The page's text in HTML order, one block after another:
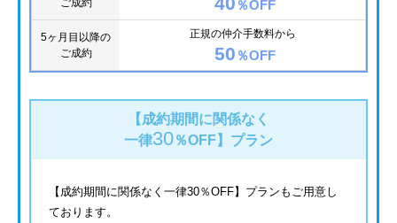
ご成約
％OFF
5ヶ月目以降の
ご成約
正規の仲介手数料から
50 ％OFF
【成約期間に関係なく
一律30％OFF】 プラン
【成約期間に関係なく一律30％OFF】プランもご用意し
ております。